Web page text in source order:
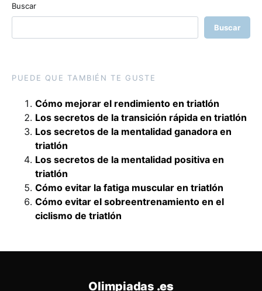
Buscar
Buscar
PUEDE QUE TAMBIÉN TE GUSTE
Cómo mejorar el rendimiento en triatlón
Los secretos de la transición rápida en triatlón
Los secretos de la mentalidad ganadora en
triatlón
Los secretos de la mentalidad positiva en
triatlón
Cómo evitar la fatiga muscular en triatlón
Cómo evitar el sobreentrenamiento en el
ciclismo de triatlón
Olimpiadas .es